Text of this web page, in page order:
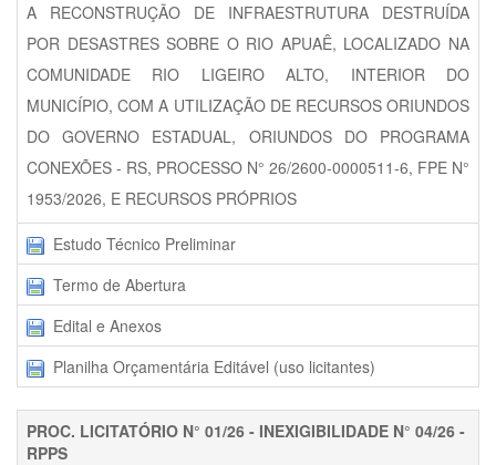
A RECONSTRUÇÃO DE INFRAESTRUTURA DESTRUÍDA
POR DESASTRES SOBRE O RIO APUAÊ, LOCALIZADO NA
COMUNIDADE RIO LIGEIRO ALTO, INTERIOR DO
MUNICÍPIO, COM A UTILIZAÇÃO DE RECURSOS ORIUNDOS
DO GOVERNO ESTADUAL, ORIUNDOS DO PROGRAMA
CONEXÕES - RS, PROCESSO N° 26/2600-0000511-6, FPE N°
1953/2026, E RECURSOS PRÓPRIOS
Estudo Técnico Preliminar
Termo de Abertura
Edital e Anexos
Planilha Orçamentária Editável (uso licitantes)
PROC. LICITATÓRIO N° 01/26 - INEXIGIBILIDADE N° 04/26 -
RPPS